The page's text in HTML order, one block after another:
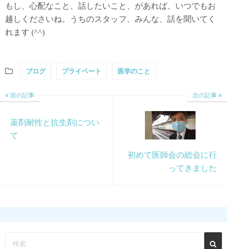
もし、心配なこと、話したいこと、があれば、いつでもお
越しくださいね。うちのスタッフ、みんな、話を聞いてく
れます (^^)
ブログ プライベート 医学のこと
前の記事
薬剤耐性と抗生剤につい
て
次の記事
初めて医師会の総会に行
ってきました